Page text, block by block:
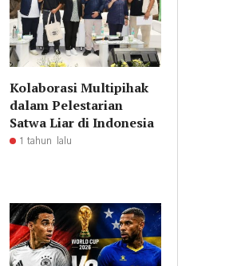
Kolaborasi Multipihak
dalam Pelestarian
Satwa Liar di Indonesia
1 tahun lalu